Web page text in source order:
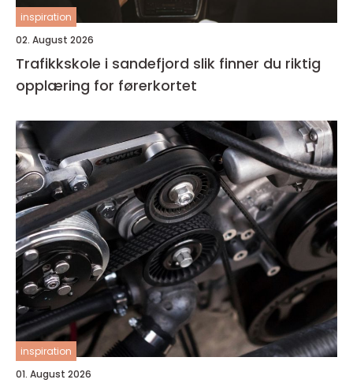
inspiration
02. August 2026
Trafikkskole i sandefjord slik finner du riktig
opplæring for førerkortet
inspiration
01. August 2026